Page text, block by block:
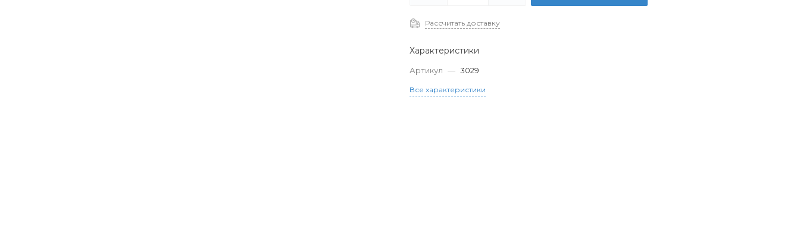
Рассчитать доставку
Характеристики
Артикул — 3029
Все характеристики